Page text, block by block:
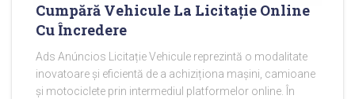
Cumpără Vehicule La Licitație Online
Cu Încredere
Ads Anúncios Licitație Vehicule reprezintă o modalitate
inovatoare și eficientă de a achiziționa mașini, camioane
și motociclete prin intermediul platformelor online. În